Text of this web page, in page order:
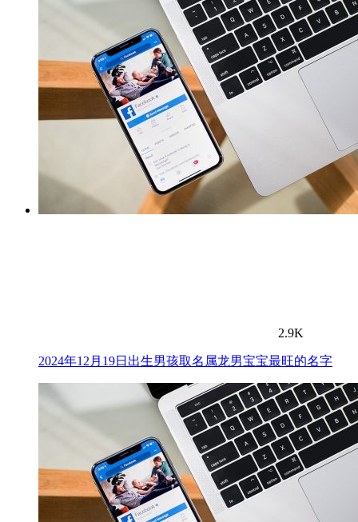
2.9K
2024年12月19日出生男孩取名属龙男宝宝最旺的名字